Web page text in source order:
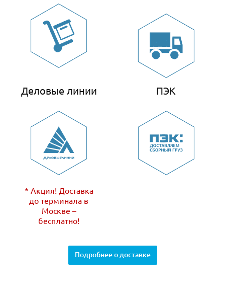
Деловые линии
* Акция! Доставка
до терминала в
Москве –
бесплатно!
ПЭК
Подробнее о доставке